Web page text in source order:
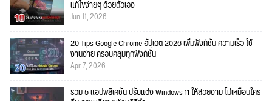
แก้ไขง่ายๆ ด้วยตัวเอง
Jun 11, 2026
20 Tips Google Chrome อัปเดต 2026 เพิ่มฟังก์ชั่น ความเร็ว ใช้
งานง่าย ครอบคลุมทุกฟังก์ชั่น
Apr 7, 2026
รวม 5 แอปพลิเคชัน ปรับแต่ง Windows 11 ให้สวยงาม ไม่เหมือนใคร